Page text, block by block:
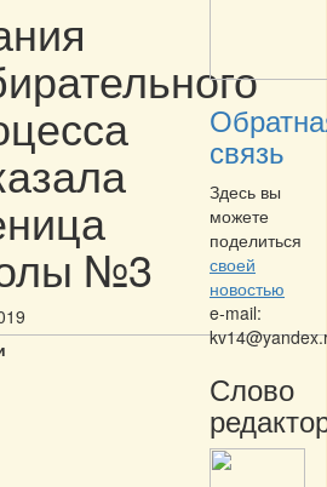
№3
связь
Здесь вы
можете
поделиться
своей
новостью
e-mail:
Слово